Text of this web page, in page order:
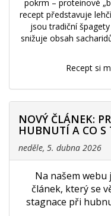
pokrm – proteinové
recept představuje
jsou tradiční
snižuje obsah
Recept si
NOVÝ ČLÁNEK:
HUBNUTÍ A CO S
neděle, 5. dubna 2026
Na našem
článek, který se
stagnace při